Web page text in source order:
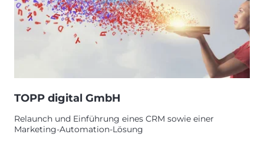
TOPP digital GmbH
Relaunch und Einführung eines CRM sowie einer
Marketing-Automation-Lösung